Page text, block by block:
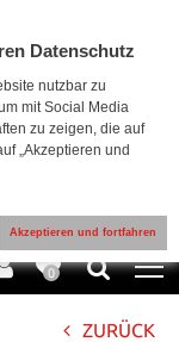
Datenschutz
nutzbar zu
mit Social Media
zu zeigen, die auf
„Akzeptieren und
Akzeptieren und fortfahren
0
ZURÜCK